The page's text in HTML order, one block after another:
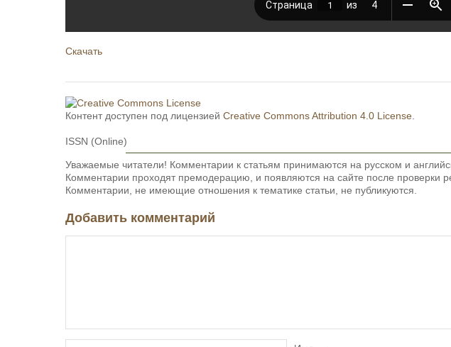
Скачать
Контент доступен под лицензией Creative Commons Attribution 4.0 License
ISSN (Online)
Уважаемые читатели! Комментарии к статьям принимаются на русском и
Комментарии проходят премодерацию, и появляются на сайте после проверки
Комментарии, не имеющие отношения к тематике статьи, не публикуются.
Добавить комментарий